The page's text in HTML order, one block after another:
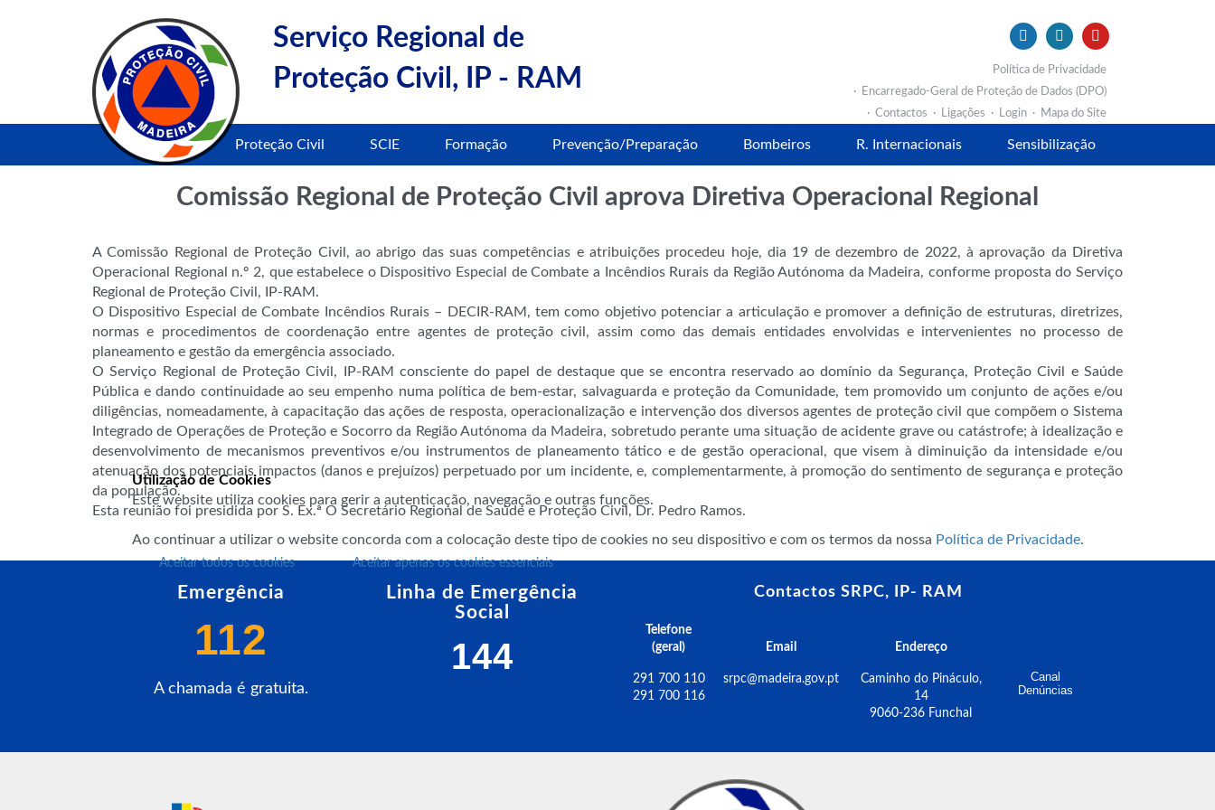
Serviço Regional de
Proteção Civil, IP - RAM
Política de Privacidade
Encarregado-Geral de Proteção de Dados (DPO)
Contactos
Ligações Login Mapa do Site
Proteção Civil SCIE Formação Prevenção/Preparação Bombeiros R. Internacionais Sensibilização
Comissão Regional de Proteção Civil aprova Diretiva Operacional Regional
A Comissão Regional de Proteção Civil, ao abrigo das suas competências e atribuições procedeu hoje, dia 19 de dezembro de 2022, à aprovação da Diretiva
Operacional Regional n.º 2, que estabelece o Dispositivo Especial de Combate a Incêndios Rurais da Região Autónoma da Madeira, conforme proposta do Serviço
Regional de Proteção Civil, IP-RAM.
O Dispositivo Especial de Combate Incêndios Rurais – DECIR-RAM, tem como objetivo potenciar a articulação e promover a definição de estruturas, diretrizes,
normas e procedimentos de coordenação entre agentes de proteção civil, assim como das demais entidades envolvidas e intervenientes no processo de
planeamento e gestão da emergência associado.
O Serviço Regional de Proteção Civil, IP-RAM consciente do papel de destaque que se encontra reservado ao domínio da Segurança, Proteção Civil e Saúde
Pública e dando continuidade ao seu empenho numa política de bem-estar, salvaguarda e proteção da Comunidade, tem promovido um conjunto de ações e/ou
diligências, nomeadamente, à capacitação das ações de resposta, operacionalização e intervenção dos diversos agentes de proteção civil que compõem o Sistema
Integrado de Operações de Proteção e Socorro da Região Autónoma da Madeira, sobretudo perante uma situação de acidente grave ou catástrofe; à idealização e
desenvolvimento de mecanismos preventivos e/ou instrumentos de planeamento tático e de gestão operacional, que visem à diminuição da intensidade e/ou
atenuação dos potenciais impactos (danos e prejuízos) perpetuado por um incidente, e, complementarmente, à promoção do sentimento de segurança e proteção
da população.
Esta reunião foi presidida por S. Ex.ª O Secretário Regional de Saúde e Proteção Civil, Dr. Pedro Ramos.
Emergência
112
A chamada é gratuita.
Linha de Emergência
Social
144
Contactos SRPC, IP- RAM
Telefone
(geral)
Email Endereço
291 700 110
291 700 116
srpc@madeira.gov.pt
Caminho do Pináculo,
14
9060-236 Funchal
Canal
Denúncias
Utilização de Cookies
Este website utiliza cookies para gerir a autenticação, navegação e outras funções.
Ao continuar a utilizar o website concorda com a colocação deste tipo de cookies no seu dispositivo e com os termos da nossa Política de Privacidade.
Aceitar todos os cookies Aceitar apenas os cookies essenciais